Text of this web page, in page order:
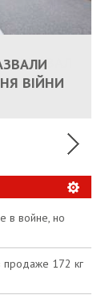
ВІЙНИ
ЛИ
–
в войне, но
продаже 172 кг